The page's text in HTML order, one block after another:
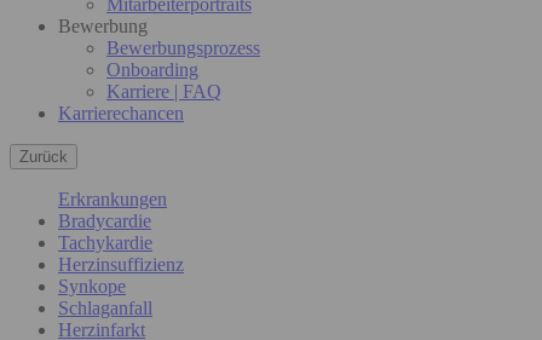
Bewerbung
Bewerbungsprozess
Onboarding
Karriere | FAQ
Karrierechancen
Zurück
Erkrankungen
Bradycardie
Tachykardie
Herzinsuffizienz
Synkope
Schlaganfall
Herzinfarkt